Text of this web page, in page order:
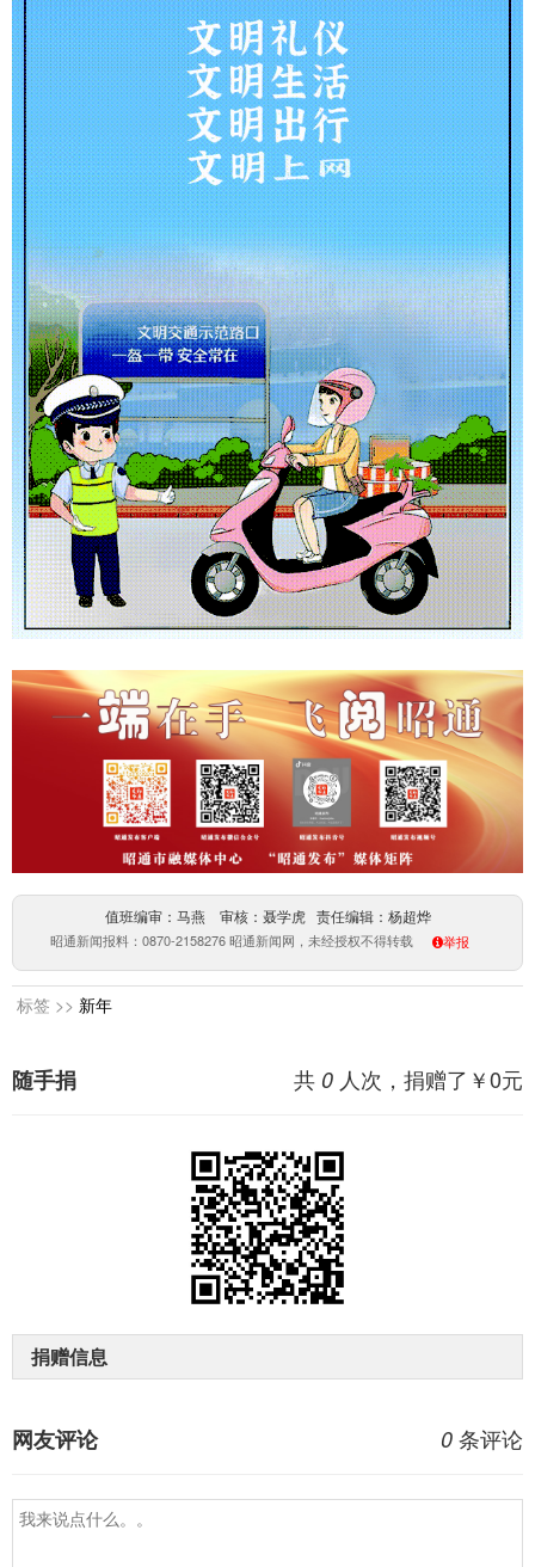
值班编审：马燕 审核：聂学虎 责任编辑：杨超烨
昭通新闻报料：0870-2158276 昭通新闻网，未经授权不得转载 举报
标签 >> 新年
共 0 人次，捐赠了￥0元
随手捐
捐赠信息
0 条评论
网友评论